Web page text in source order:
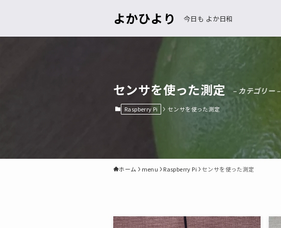
よかひより 今日も よか日和
センサを使った測定 – カテゴリー –
Raspberry Pi センサを使った測定
ホーム menu Raspberry Pi センサを使った測定